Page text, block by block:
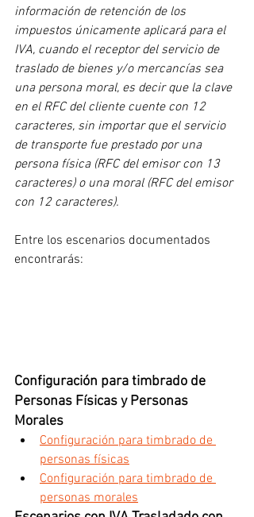
información de retención de los
impuestos únicamente aplicará para el
IVA, cuando el receptor del servicio de
traslado de bienes y/o mercancías sea
una persona moral, es decir que la clave
en el RFC del cliente cuente con 12
caracteres, sin importar que el servicio
de transporte fue prestado por una
persona física (RFC del emisor con 13
caracteres) o una moral (RFC del emisor
con 12 caracteres).
Entre los escenarios documentados
encontrarás:
Configuración para timbrado de
Personas Físicas y Personas
Morales
Configuración para timbrado de
personas físicas
Configuración para timbrado de
personas morales